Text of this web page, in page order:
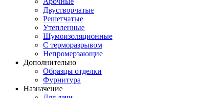
Двустворчатые
Решетчатые
Утепленные
Шумоизоляционные
С терморазрывом
Непромерзающие
Дополнительно
Образцы отделки
Фурнитура
Назначение